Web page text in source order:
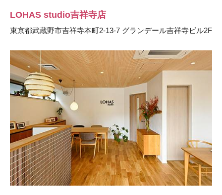
LOHAS studio吉祥寺店
東京都武蔵野市吉祥寺本町2-13-7 グランデール吉祥寺ビル2F